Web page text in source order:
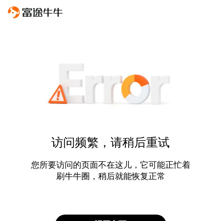
访问频繁，请稍后重试
您所要访问的页面不在这儿，它可能正忙着
刷牛牛圈，稍后就能恢复正常